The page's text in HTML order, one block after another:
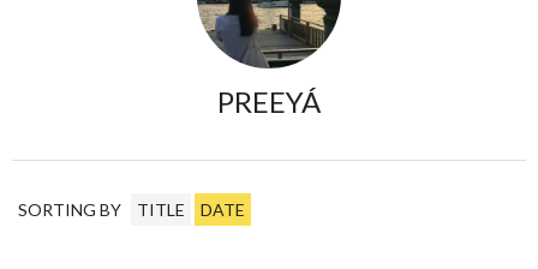
PREEYÁ
SORTING BY TITLE DATE